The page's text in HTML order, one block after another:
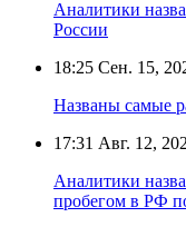
Аналитики
России
18:25 Сен. 15,
Названы самые
17:31 Авг. 12,
Аналитики
пробегом в РФ